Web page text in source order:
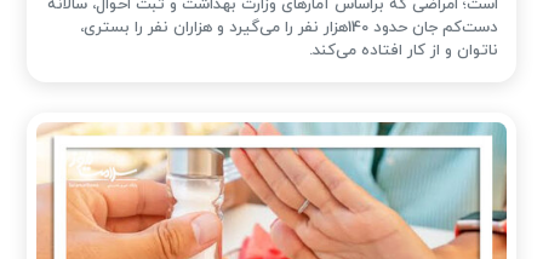
است؛ امراضی که براساس آمارهای وزارت بهداشت و ثبت احوال، سالانه
دست‌کم جان حدود 140هزار نفر را می‌گیرد و هزاران نفر را بستری،
ناتوان و از کار افتاده می‌کند.